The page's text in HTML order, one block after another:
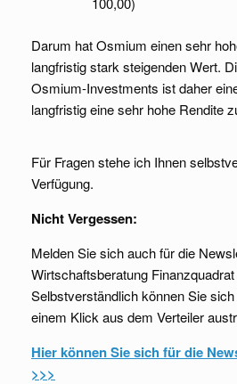
Darum hat Osmium einen sehr
langfristig stark steigenden Wert.
Osmium-Investments ist daher
langfristig eine sehr hohe Rendite
Für Fragen stehe ich Ihnen
Verfügung.
Nicht Vergessen:
Melden Sie sich auch für die
Wirtschaftsberatung
Selbstverständlich können Sie
einem Klick aus dem Verteiler
Hier können Sie sich für die
>>>